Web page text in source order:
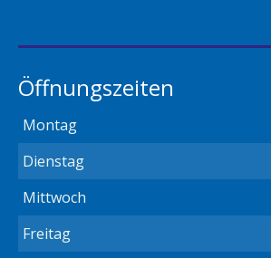
Öffnungszeiten
Montag
Dienstag
Mittwoch
Freitag